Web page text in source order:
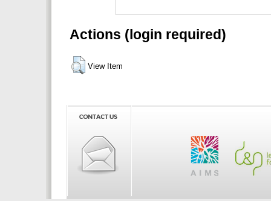
Actions (login required)
View Item